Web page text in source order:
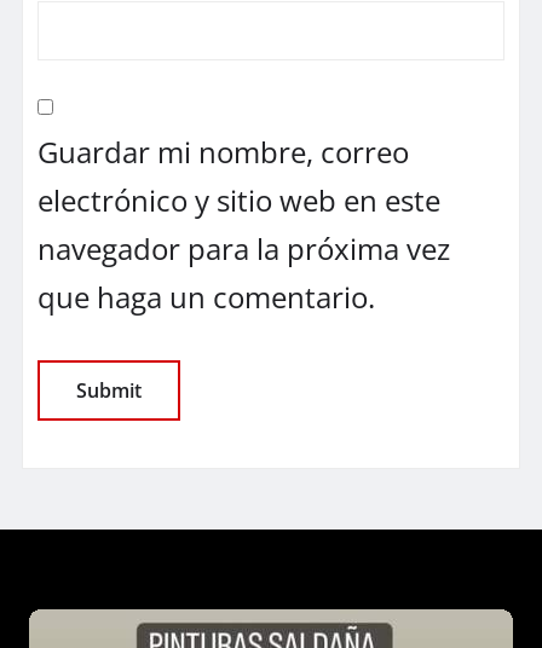
Guardar mi nombre, correo
electrónico y sitio web en este
navegador para la próxima vez
que haga un comentario.